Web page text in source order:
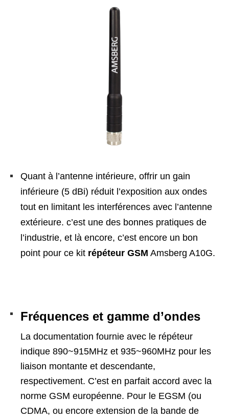
Quant à l’antenne intérieure, offrir un gain
inférieure (5 dBi) réduit l’exposition aux ondes
tout en limitant les interférences avec l’antenne
extérieure. c’est une des bonnes pratiques de
l’industrie, et là encore, c’est encore un bon
point pour ce kit répéteur GSM Amsberg A10G.
Fréquences et gamme d’ondes
La documentation fournie avec le répéteur
indique 890~915MHz et 935~960MHz pour les
liaison montante et descendante,
respectivement. C’est en parfait accord avec la
norme GSM européenne. Pour le EGSM (ou
CDMA, ou encore extension de la bande de